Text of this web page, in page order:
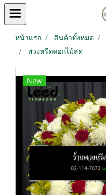
หน้าแรก สินค้าทั้งหมด
พวงหรีดดอกไม้สด
New